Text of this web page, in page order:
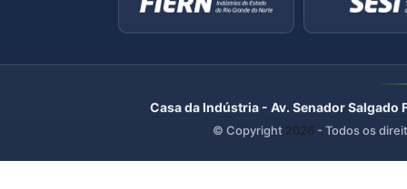
Casa da Indústria - Av. Senador
© Copyright 2026 - Todos os